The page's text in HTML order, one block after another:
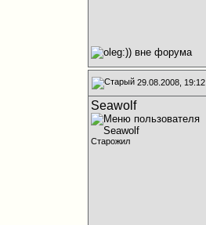
29.08.2008, 19:12
Seawolf
Старожил